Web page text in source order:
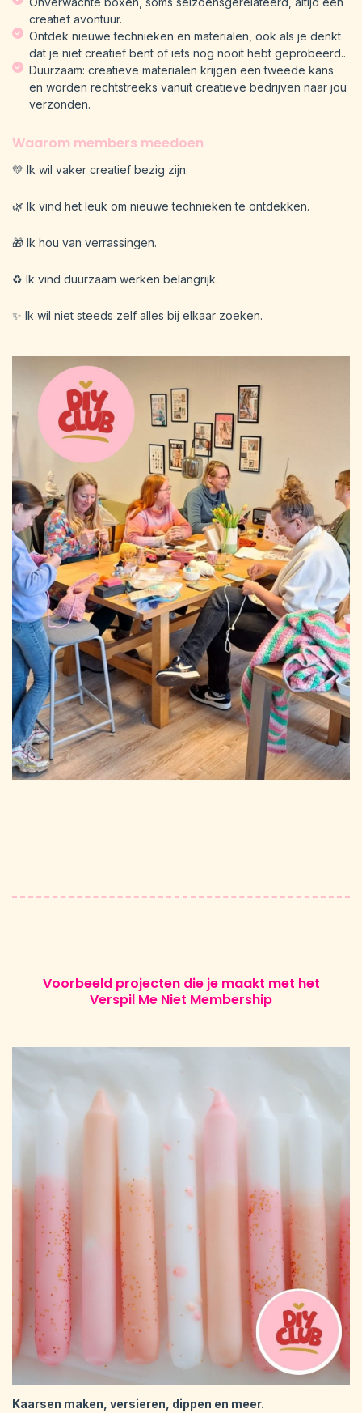
creatief avontuur.
Ontdek nieuwe technieken en materialen, ook als je denkt
dat je niet creatief bent of iets nog nooit hebt geprobeerd..
Duurzaam: creatieve materialen krijgen een tweede kans
en worden rechtstreeks vanuit creatieve bedrijven naar jou
verzonden.
Waarom members meedoen
💛 Ik wil vaker creatief bezig zijn.
🌿 Ik vind het leuk om nieuwe technieken te ontdekken.
🎁 Ik hou van verrassingen.
♻️ Ik vind duurzaam werken belangrijk.
✨ Ik wil niet steeds zelf alles bij elkaar zoeken.
Voorbeeld projecten die je maakt met het
Verspil Me Niet Membership
Kaarsen maken, versieren, dippen en meer.